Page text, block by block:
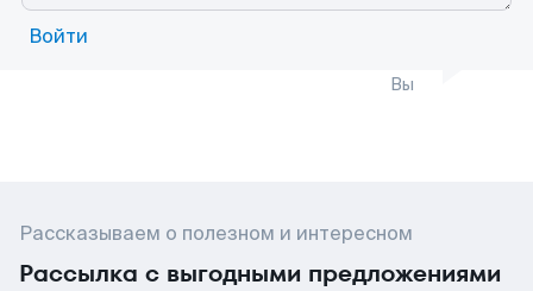
Войти
Вы
Рассказываем о полезном и интересном
Рассылка с выгодными предложениями